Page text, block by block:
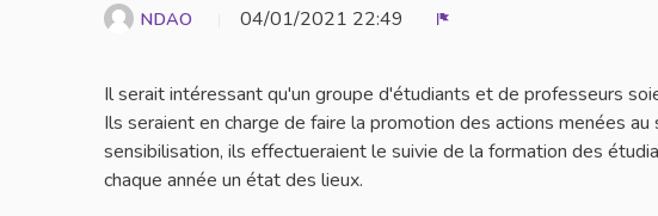
NDAO 04/01/2021 22:49
Il serait intéressant qu'un groupe d'étudiants et de professeurs
Ils seraient en charge de faire la promotion des actions menées
sensibilisation, ils effectueraient le suivie de la formation des
chaque année un état des lieux.